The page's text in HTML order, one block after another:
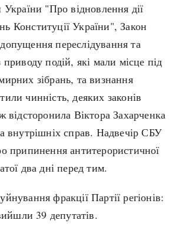
України "Про відновлення дії
Конституції України", Закон
переслідування та
приводу подій, які мали місце під
зібрань, та визнання
чинність, деяких законів
відсторонила Віктора Захарченка
внутрішніх справ. Надвечір СБУ
припинення антитерористичної
два дні перед тим.
фракції Партії регіонів:
39 депутатів.